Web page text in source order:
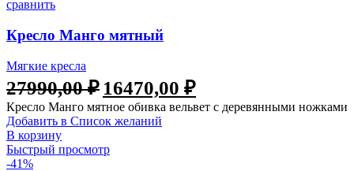
сравнить
Кресло Манго мятный
Мягкие кресла
27990,00₽ 16470,00 ₽
Кресло Манго мятное обивка вельвет с деревянными ножками
Добавить в Список желаний
В корзину
Быстрый просмотр
-41%